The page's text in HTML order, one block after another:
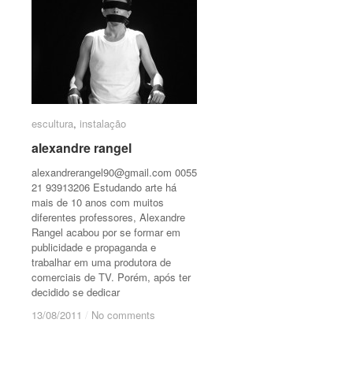
escultura, instalação
alexandre rangel
alexandrerangel90@gmail.com 0055
21 93913206 Estudando arte há
mais de 10 anos com muitos
diferentes professores, Alexandre
Rangel acabou por se formar em
publicidade e propaganda e
trabalhar em uma produtora de
comerciais de TV. Porém, após ter
decidido se dedicar
13/08/2011 / No comments
escultura instalação
alexandre rangel
13/08/2011 / No comments